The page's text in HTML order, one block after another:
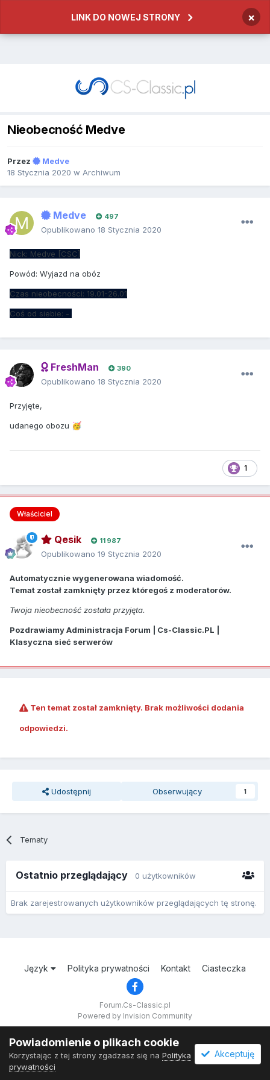
LINK DO NOWEJ STRONY ×
Nieobecność Medve
Przez
Medve
18 Stycznia 2020 w Archiwum
Medve 497
Opublikowano 18 Stycznia 2020
Nick: Medve [CSC]
Powód: Wyjazd na obóz
Czas nieobecności: 19.01-26.01
Coś od siebie: -
FreshMan 390
Opublikowano 18 Stycznia 2020
Przyjęte,
udanego obozu 🥳
1
Właściciel
Qesik 11 987
Opublikowano 19 Stycznia 2020
Automatycznie wygenerowana wiadomość.
Temat został zamknięty przez któregoś z moderatorów.
Twoja nieobecność została przyjęta.
Pozdrawiamy Administracja Forum | Cs-Classic.PL |
Klasyczna sieć serwerów
Ten temat został zamknięty. Brak możliwości dodania
odpowiedzi.
Udostępnij Obserwujący 1
Tematy
Ostatnio przeglądający 0 użytkowników
Brak zarejestrowanych użytkowników przeglądających tę stronę.
Język Polityka prywatności Kontakt Ciasteczka
Forum.Cs-Classic.pl
Powered by Invision Community
Powiadomienie o plikach cookie
Korzystając z tej strony zgadzasz się na Polityka
prywatności
Akceptuję